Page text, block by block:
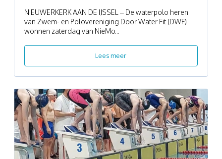
NIEUWERKERK AAN DE IJSSEL – De waterpolo heren
van Zwem- en Polovereniging Door Water Fit (DWF)
wonnen zaterdag van NieMo...
Lees meer